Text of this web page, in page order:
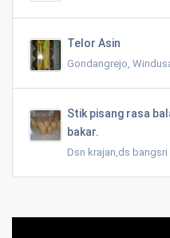
Telor Asin
Gondangrejo,
Stik pisang rasa
bakar.
Dsn krajan,ds